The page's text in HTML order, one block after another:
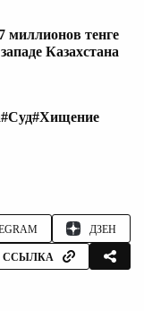
миллионов тенге
Казахстана
#Суд#Хищение
ДЗЕН
ССЫЛКА